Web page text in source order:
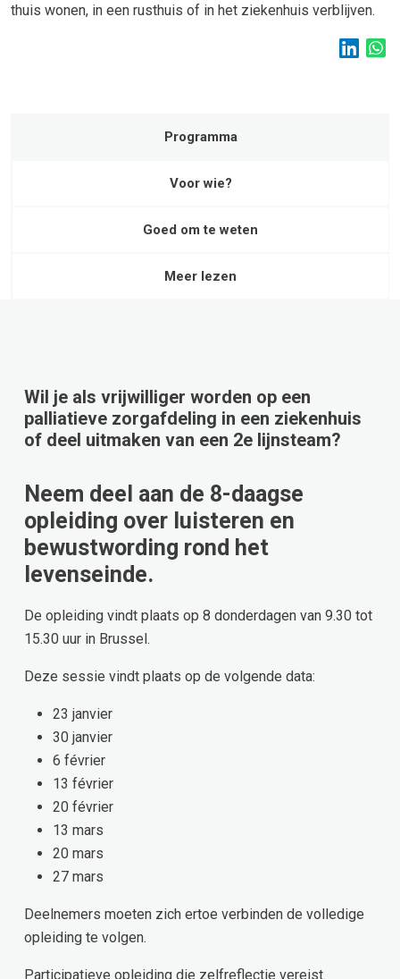
thuis wonen, in een rusthuis of in het ziekenhuis verblijven.
Programma
Voor wie?
Goed om te weten
Meer lezen
Wil je als vrijwilliger worden op een
palliatieve zorgafdeling in een ziekenhuis
of deel uitmaken van een 2e lijnsteam?
Neem deel aan de 8-daagse
opleiding over luisteren en
bewustwording rond het
levenseinde.
De opleiding vindt plaats op 8 donderdagen van 9.30 tot
15.30 uur in Brussel.
Deze sessie vindt plaats op de volgende data:
23 janvier
30 janvier
6 février
13 février
20 février
13 mars
20 mars
27 mars
Deelnemers moeten zich ertoe verbinden de volledige
opleiding te volgen.
Participatieve opleiding die zelfreflectie vereist.